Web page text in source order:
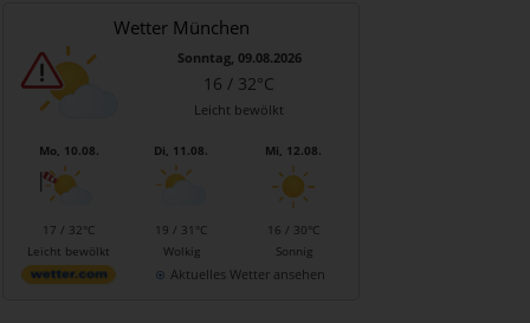
Wetter München
Sonntag, 09.08.2026
16 / 32°C
Leicht bewölkt
Mo, 10.08.
17 / 32°C
Leicht bewölkt
Di, 11.08.
19 / 31°C
Wolkig
Mi, 12.08.
16 / 30°C
Sonnig
Aktuelles Wetter ansehen